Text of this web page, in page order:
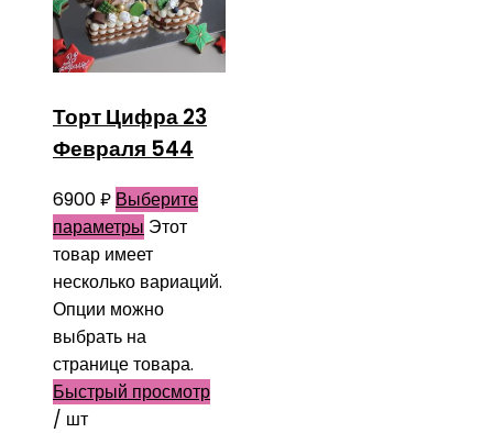
Торт Цифра 23
Февраля 544
6900₽ Выберите
параметры Этот
товар имеет
несколько вариаций.
Опции можно
выбрать на
странице товара.
Быстрый просмотр
/ шт